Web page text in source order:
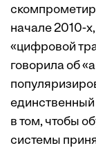
начале 2010-
«цифровой
говорила об
в том, чтобы
системы